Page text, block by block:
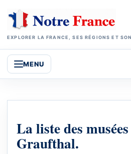
EXPLORER LA FRANCE, SES RÉGIONS ET
MENU
La liste des
Graufthal.